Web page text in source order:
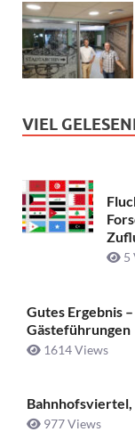
VIEL
5
Gutes Ergebnis
Gästeführungen
1614 Views
Bahnhofsviertel,
977 Views